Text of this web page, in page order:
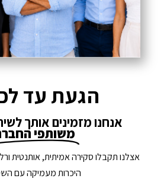
הגעת עד
אנחנו מזמינים אותך
משותפי
אצלנו תקבלו סקירה אמיתית, אותנטית
היכרות מעמיקה עם